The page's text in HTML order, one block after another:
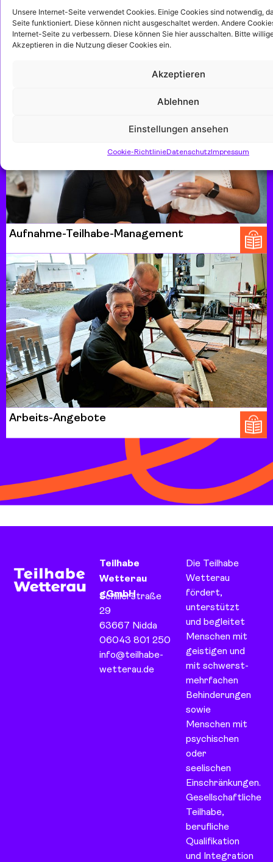
Unsere Internet-Seite verwendet Cookies. Einige Cookies sind notwendig,
Seite funktioniert. Diese können nicht ausgeschaltet werden. Andere
Internet-Seite zu verbessern. Diese können Sie hier ausschalten. Bitte
Akzeptieren in die Nutzung dieser Cookies ein.
Akzeptieren
Ablehnen
Einstellungen ansehen
Cookie-RichtlinieDatenschutzImpressum
MiJob – Mein inklusiver Job
Aufnahme-Teilhabe-Management
Arbeits-Angebote
Teilhabe
Wetterau
gGmbH
Schillerstraße
29
63667 Nidda
06043 801 250
info@teilhabe-
wetterau.de
Die Teilhabe
Wetterau
fördert,
unterstützt
und begleitet
Menschen mit
geistigen und
mit schwerst-
mehrfachen
Behinderungen
sowie
Menschen mit
psychischen
oder
seelischen
Einschränkungen.
Gesellschaftliche
Teilhabe,
berufliche
Qualifikation
und Integration